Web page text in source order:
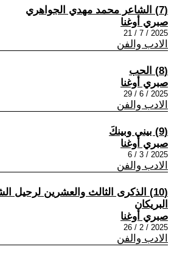
(7) الشاعر محمد مهدي الجواهري
صبري أوغنا
2025 / 7 / 21
الادب والفن
(8) الحب
صبري أوغنا
2025 / 6 / 29
الادب والفن
(9) بيني وبينكَ
صبري أوغنا
2025 / 3 / 6
الادب والفن
(10) الذكرى الثالث والعشرين لرحيل
البريكان
صبري أوغنا
2025 / 2 / 26
الادب والفن